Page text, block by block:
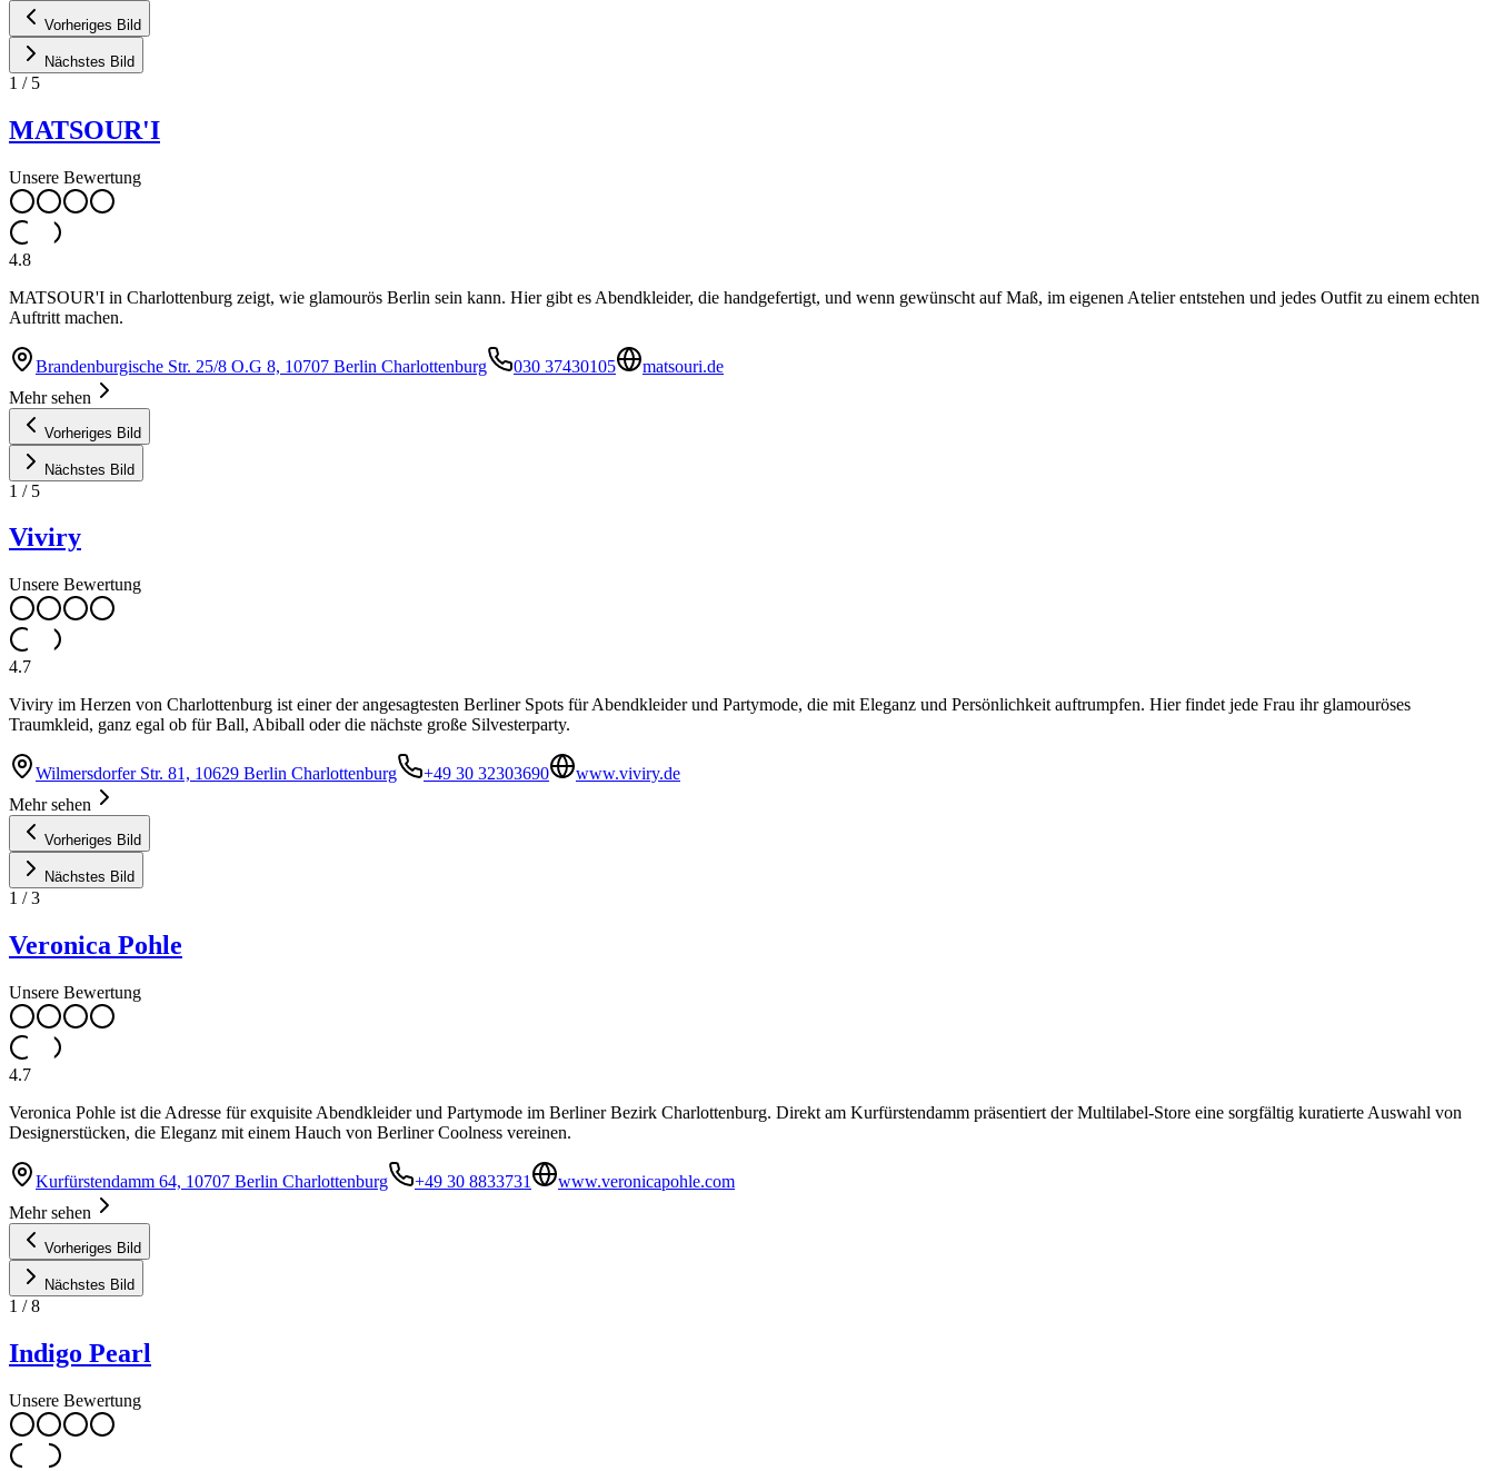
Vorheriges Bild
Nächstes Bild
1 / 5
MATSOUR'I
Unsere Bewertung
4.8
MATSOUR'I in Charlottenburg zeigt, wie glamourös Berlin sein kann. Hier gibt es Abendkleider, die handgefertigt, und wenn gewünscht auf Maß, im eigenen Atelier entstehen und jedes Outfit zu einem echten
Auftritt machen.
Brandenburgische Str. 25/8 O.G 8, 10707 Berlin Charlottenburg 030 37430105
matsouri.de
Mehr sehen
Vorheriges Bild
Nächstes Bild
1 / 5
Viviry
Unsere Bewertung
4.7
Viviry im Herzen von Charlottenburg ist einer der angesagtesten Berliner Spots für Abendkleider und Partymode, die mit Eleganz und Persönlichkeit auftrumpfen. Hier findet jede Frau ihr glamouröses
Traumkleid, ganz egal ob für Ball, Abiball oder die nächste große Silvesterparty.
Wilmersdorfer Str. 81, 10629 Berlin Charlottenburg +49 30 32303690
www.viviry.de
Mehr sehen
Vorheriges Bild
Nächstes Bild
1 /3
Veronica Pohle
Unsere Bewertung
4.7
Veronica Pohle ist die Adresse für exquisite Abendkleider und Partymode im Berliner Bezirk Charlottenburg. Direkt am Kurfürstendamm präsentiert der Multilabel-Store eine sorgfältig kuratierte Auswahl von
Designerstücken, die Eleganz mit einem Hauch von Berliner Coolness vereinen.
Kurfürstendamm 64, 10707 Berlin Charlottenburg +49 30 8833731
www.veronicapohle.com
Mehr sehen
Vorheriges Bild
Nächstes Bild
1 /8
Indigo Pearl
Unsere Bewertung